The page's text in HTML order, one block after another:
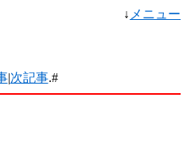
↓ メニュー
|次記事.#